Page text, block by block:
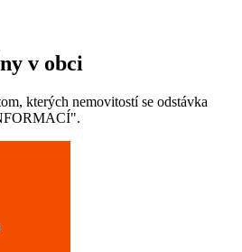
v obci
kterých nemovitostí se odstávka